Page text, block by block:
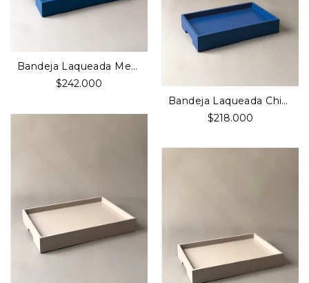
Bandeja Laqueada Media Azul
$242.000
Bandeja Laqueada Chica Azul
$218.000